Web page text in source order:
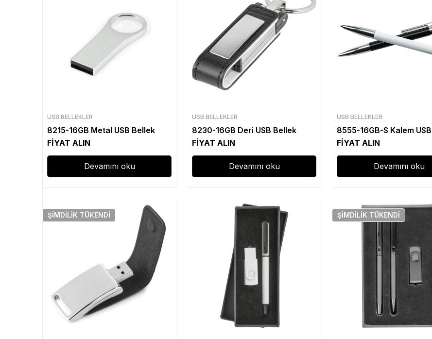
USB BELLEKLER
8215-16GB Metal USB Bellek
FİYAT ALIN
Devamını oku
USB BELLEKLER
8230-16GB Deri USB Bellek
FİYAT ALIN
Devamını oku
USB BELLEKLER
8555-16GB-S Kalem
FİYAT ALIN
Devamını oku
ŞIMDILIK TÜKENDI ŞIMDILIK TÜKENDI